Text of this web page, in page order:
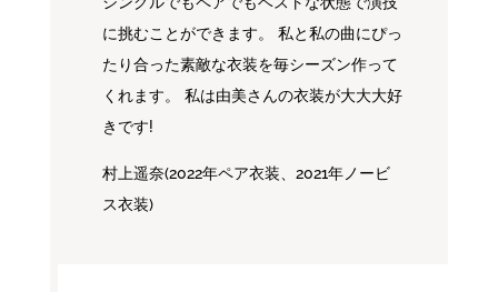
に挑むことができます。 私と私の曲にぴっ
たり合った素敵な衣装を毎シーズン作って
くれます。 私は由美さんの衣装が大大大好
きです!
村上遥奈(2022年ペア衣装、2021年ノービ
ス衣装)